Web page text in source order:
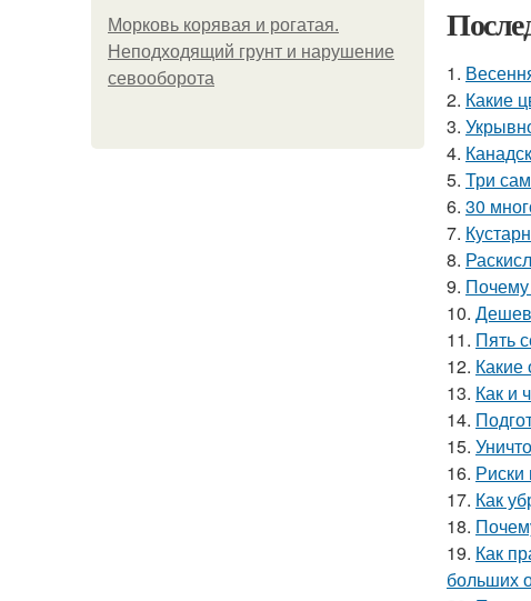
Морковь корявая и рогатая.
Неподходящий грунт и нарушение
севооборота
1.
2. Какие
3.
4.
5. Три
6. 30
7.
8.
9. Почему
10.
11. Пять
12. Какие
13. Как и
14.
15.
16. Риски
17. Как
18.
19. Как
больших